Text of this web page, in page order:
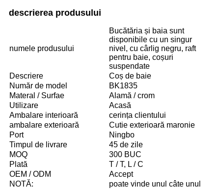
descrierea produsului
numele produsului
Bucătăria și baia sunt
disponibile cu un singur
nivel, cu cârlig negru, raft
pentru baie, coșuri
suspendate
Descriere
Coș de baie
Număr de model
BK1835
Materal / Surfae
Alamă / crom
Utilizare
Acasă
Ambalare interioară
cerința clientului
ambalare exterioară
Cutie exterioară maronie
Port
Ningbo
Timpul de livrare
45 de zile
MOQ
300 BUC
Plată
T / T, L / C
OEM / ODM
Accept
NOTĂ:
poate vinde unul câte unul